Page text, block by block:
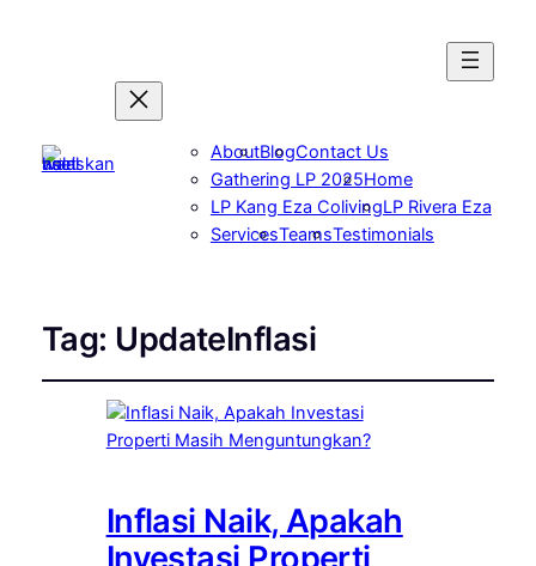
AboutBlogContact Us
Gathering LP 2025Home
LP Kang Eza ColivingLP Rivera Eza
ServicesTeamsTestimonials
Tag: UpdateInflasi
Inflasi Naik, Apakah
Investasi Properti